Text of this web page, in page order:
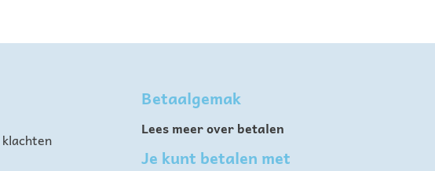
Betaalgemak
Lees meer over betalen
Je kunt betalen met